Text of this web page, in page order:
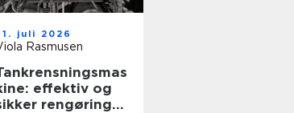
juli 2026
Rasmusen
effektiv og
rengøring